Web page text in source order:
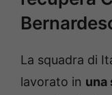
La squadra di
lavorato in una